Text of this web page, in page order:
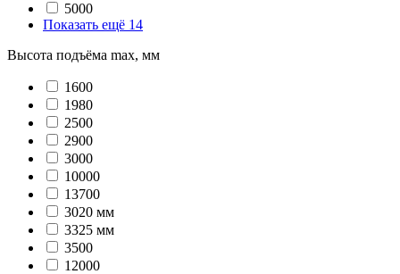
5000
Показать ещё 14
Высота подъёма max, мм
1600
1980
2500
2900
3000
10000
13700
3020 мм
3325 мм
3500
12000